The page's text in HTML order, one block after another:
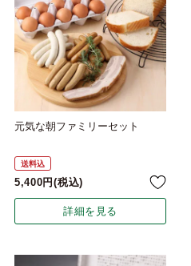
元気な朝ファミリーセット
送料込
5,400 税込
詳細を見る